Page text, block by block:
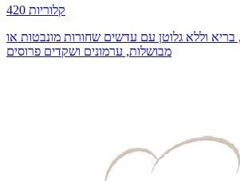
420 קלוריות
בריא וללא גלוטן עם עדשים שחורות מונבטות או
מבושלות, ערמונים ושקדים פרוסים